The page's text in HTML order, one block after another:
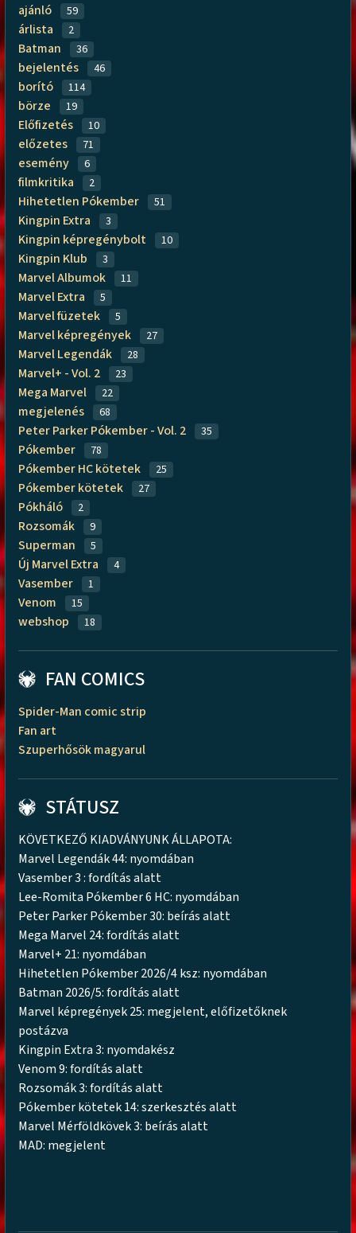
ajánló 59
árlista 2
Batman 36
bejelentés 46
borító 114
börze 19
Előfizetés 10
előzetes 71
esemény 6
filmkritika 2
Hihetetlen Pókember 51
Kingpin Extra 3
Kingpin képregénybolt 10
Kingpin Klub 3
Marvel Albumok 11
Marvel Extra 5
Marvel füzetek 5
Marvel képregények 27
Marvel Legendák 28
Marvel+ - Vol. 2 23
Mega Marvel 22
megjelenés 68
Peter Parker Pókember - Vol. 2 35
Pókember 78
Pókember HC kötetek 25
Pókember kötetek 27
Pókháló 2
Rozsomák 9
Superman 5
Új Marvel Extra 4
Vasember 1
Venom 15
webshop 18
FAN COMICS
Spider-Man comic strip
Fan art
Szuperhősök magyarul
STÁTUSZ
KÖVETKEZŐ KIADVÁNYUNK ÁLLAPOTA:
Marvel Legendák 44: nyomdában
Vasember 3 : fordítás alatt
Lee-Romita Pókember 6 HC: nyomdában
Peter Parker Pókember 30: beírás alatt
Mega Marvel 24: fordítás alatt
Marvel+ 21: nyomdában
Hihetetlen Pókember 2026/4 ksz: nyomdában
Batman 2026/5: fordítás alatt
Marvel képregények 25: megjelent, előfizetőknek
postázva
Kingpin Extra 3: nyomdakész
Venom 9: fordítás alatt
Rozsomák 3: fordítás alatt
Pókember kötetek 14: szerkesztés alatt
Marvel Mérföldkövek 3: beírás alatt
MAD: megjelent